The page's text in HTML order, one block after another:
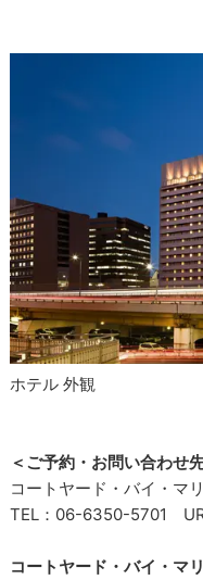
ホテル 外観
＜ご予約・お問い合わせ
コートヤード・バイ・マ
TEL：06-6350-5701
コートヤード・バイ・マ